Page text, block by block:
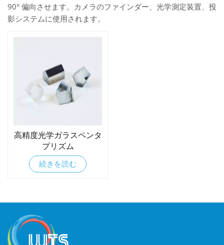
90° 偏向させます。カメラのファインダー、光学測定装置、投
影システムに使用されます。
高精度光学ガラスペンタ
プリズム
続きを読む